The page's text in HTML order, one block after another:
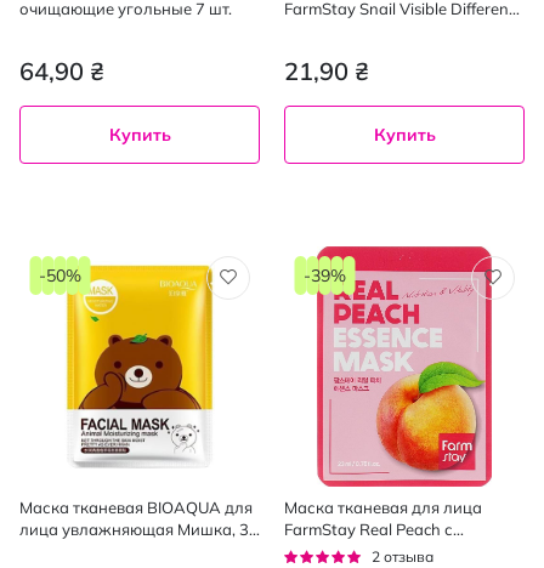
очищающие угольные 7 шт.
64,90 ₴
Купить
FarmStay Snail Visible Difference
21,90 ₴
Купить
Маска тканевая BIOAQUA для
лица увлажняющая Мишка, 30
-50%
Маска тканевая для лица
FarmStay Real Peach с
экстрактом персика 23 мл
Рейтинг:
2 отзыва
-39%